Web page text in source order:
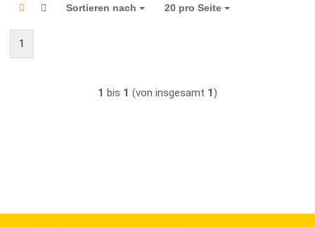
Sortieren nach
Sortieren nach 20 pro Seite
pro Seite
1
1 bis 1 (von insgesamt 1)